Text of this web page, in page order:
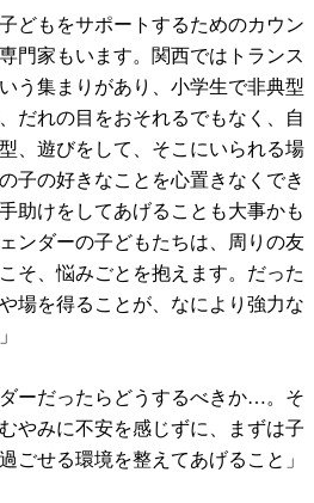
どもをサポートするためのカウン
門家もいます。関西ではトランス
う集まりがあり、小学生で非典型
だれの目をおそれるでもなく、自
、遊びをして、そこにいられる場
子の好きなことを心置きなくでき
助けをしてあげることも大事かも
ンダーの子どもたちは、周りの友
そ、悩みごとを抱えます。だった
場を得ることが、なにより強力な
ーだったらどうするべきか…。そ
やみに不安を感じずに、まずは子
ごせる環境を整えてあげること」